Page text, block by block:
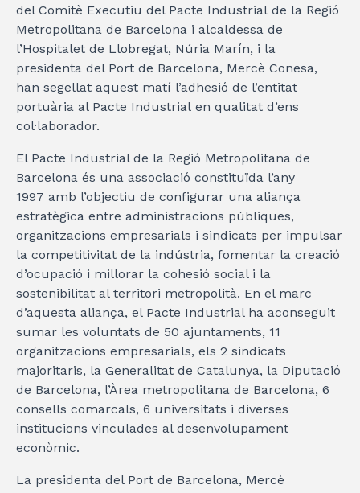
del Comitè Executiu del Pacte Industrial de la Regió
Metropolitana de Barcelona i alcaldessa de
l’Hospitalet de Llobregat, Núria Marín, i la
presidenta del Port de Barcelona, Mercè Conesa,
han segellat aquest matí l’adhesió de l’entitat
portuària al Pacte Industrial en qualitat d’ens
col·laborador.
El Pacte Industrial de la Regió Metropolitana de
Barcelona és una associació constituïda l’any
1997 amb l’objectiu de configurar una aliança
estratègica entre administracions públiques,
organitzacions empresarials i sindicats per impulsar
la competitivitat de la indústria, fomentar la creació
d’ocupació i millorar la cohesió social i la
sostenibilitat al territori metropolità. En el marc
d’aquesta aliança, el Pacte Industrial ha aconseguit
sumar les voluntats de 50 ajuntaments, 11
organitzacions empresarials, els 2 sindicats
majoritaris, la Generalitat de Catalunya, la Diputació
de Barcelona, l’Àrea metropolitana de Barcelona, 6
consells comarcals, 6 universitats i diverses
institucions vinculades al desenvolupament
econòmic.
La presidenta del Port de Barcelona, Mercè